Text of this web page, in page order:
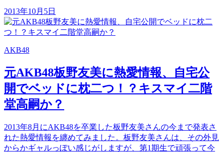
2013年10月5日
AKB48
元AKB48板野友美に熱愛情報、自宅公
開でベッドに枕二つ！？キスマイ二階
堂高嗣か？
2013年8月にAKB48を卒業した板野友美さんの今まで発表さ
れた熱愛情報を纏めてみました。板野友美さんは、その外見
からかギャルっぽい感じがしますが、第1期生で頑張って今